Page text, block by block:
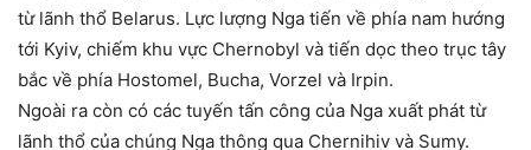
từ lãnh thổ Belarus. Lực lượng Nga tiến về phía nam hướng
tới Kyiv, chiếm khu vực Chernobyl và tiến dọc theo trục tây
bắc về phía Hostomel, Bucha, Vorzel và Irpin.
Ngoài ra còn có các tuyến tấn công của Nga xuất phát từ
lãnh thổ của chúng Nga thông qua Chernihiv và Sumy.